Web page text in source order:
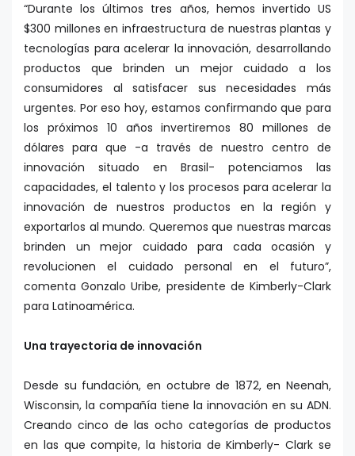
“Durante los últimos tres años, hemos invertido US
$300 millones en infraestructura de nuestras plantas y
tecnologías para acelerar la innovación, desarrollando
productos que brinden un mejor cuidado a los
consumidores al satisfacer sus necesidades más
urgentes. Por eso hoy, estamos confirmando que para
los próximos 10 años invertiremos 80 millones de
dólares para que -a través de nuestro centro de
innovación situado en Brasil- potenciamos las
capacidades, el talento y los procesos para acelerar la
innovación de nuestros productos en la región y
exportarlos al mundo. Queremos que nuestras marcas
brinden un mejor cuidado para cada ocasión y
revolucionen el cuidado personal en el futuro”,
comenta Gonzalo Uribe, presidente de Kimberly-Clark
para Latinoamérica.
Una trayectoria de innovación
Desde su fundación, en octubre de 1872, en Neenah,
Wisconsin, la compañía tiene la innovación en su ADN.
Creando cinco de las ocho categorías de productos
en las que compite, la historia de Kimberly- Clark se